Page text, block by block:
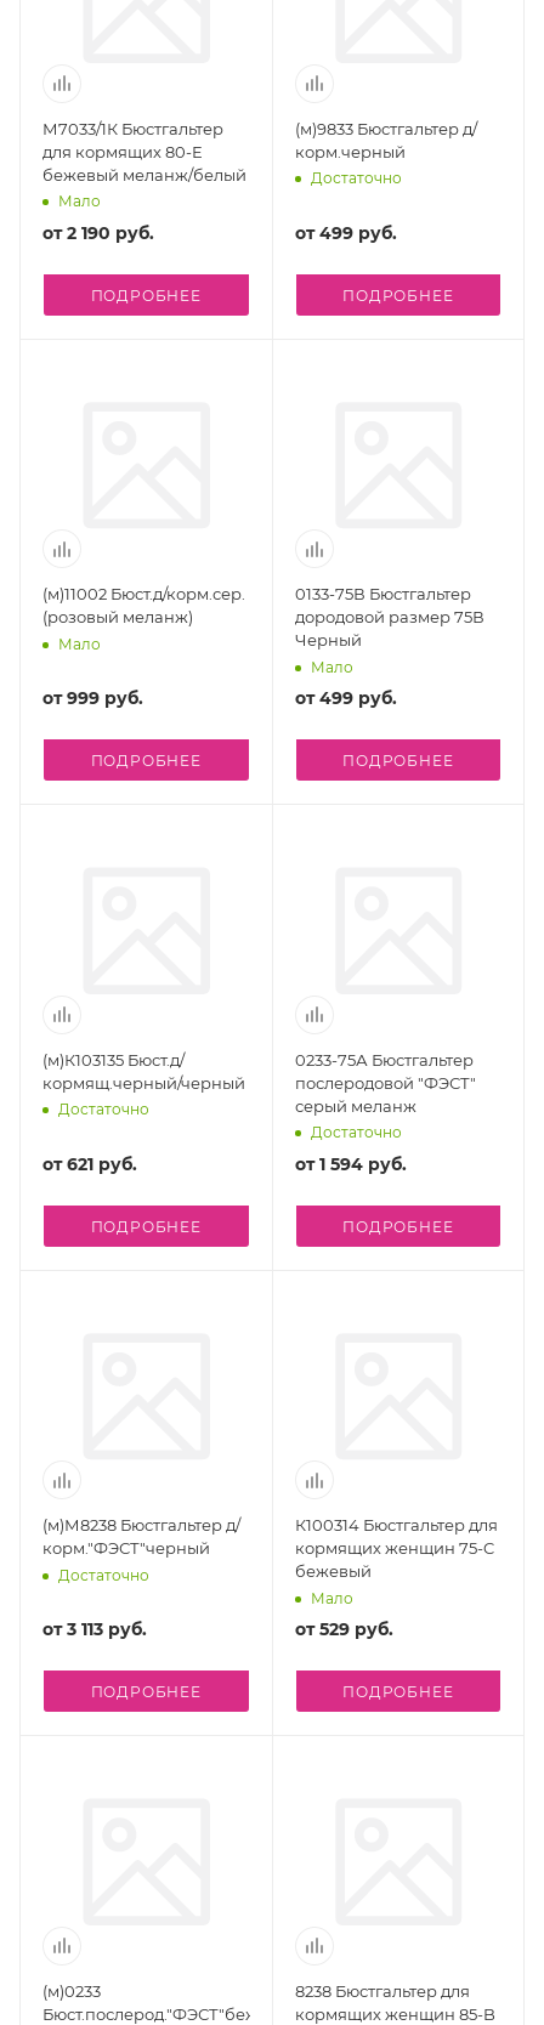
М7033/1К Бюстгальтер
для кормящих 80-E
бежевый меланж/белый
Мало
от2 190 руб.
ПОДРОБНЕЕ
(м)9833 Бюстгальтер д/
корм.черный
Достаточно
от499 руб.
ПОДРОБНЕЕ
(м)11002 Бюст.д/корм.сер.
(розовый меланж)
Мало
от999 руб.
ПОДРОБНЕЕ
0133-75В Бюстгальтер
дородовой размер 75В
Черный
Мало
от499 руб.
ПОДРОБНЕЕ
(м)К103135 Бюст.д/
кормящ.черный/черный
Достаточно
от621 руб.
ПОДРОБНЕЕ
0233-75А Бюстгальтер
послеродовой "ФЭСТ"
серый меланж
Достаточно
от1 594 руб.
ПОДРОБНЕЕ
(м)М8238 Бюстгальтер д/
корм."ФЭСТ"черный
Достаточно
от3 113 руб.
ПОДРОБНЕЕ
К100314 Бюстгальтер для
кормящих женщин 75-C
бежевый
Мало
от529 руб.
ПОДРОБНЕЕ
(м)0233
Бюст.послерод."ФЭСТ"беж.меланж/
8238 Бюстгальтер для
кормящих женщин 85-B